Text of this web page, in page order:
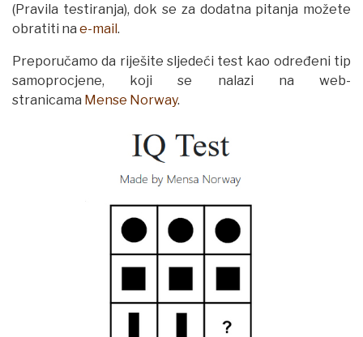
(Pravila testiranja), dok se za dodatna pitanja možete
obratiti na e-mail.
Preporučamo da riješite sljedeći test kao određeni tip
samoprocjene, koji se nalazi na web-
stranicama Mense Norway.